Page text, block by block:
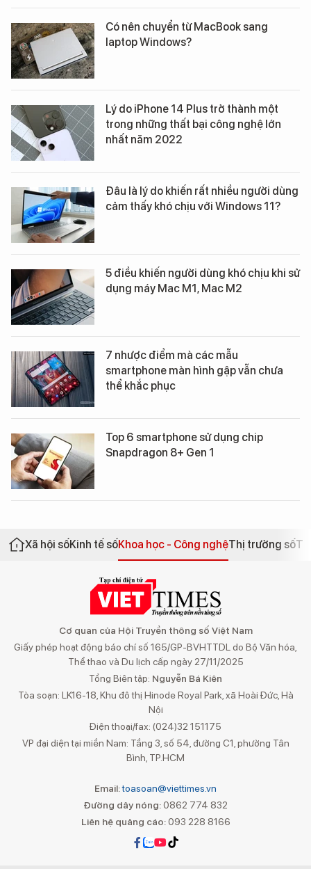
Có nên chuyển từ MacBook sang
laptop Windows?
Lý do iPhone 14 Plus trở thành một
trong những thất bại công nghệ lớn
nhất năm 2022
Đâu là lý do khiến rất nhiều người dùng
cảm thấy khó chịu với Windows 11?
5 điều khiến người dùng khó chịu khi sử
dụng máy Mac M1, Mac M2
7 nhược điểm mà các mẫu
smartphone màn hình gập vẫn chưa
thể khắc phục
Top 6 smartphone sử dụng chip
Snapdragon 8+ Gen 1
Xã hội sốKinh tế sốKhoa học - Công nghệThị trường số
Cơ quan của Hội Truyền thông số Việt Nam
Giấy phép hoạt động báo chí số 165/GP-BVHTTDL do Bộ Văn hóa,
Thể thao và Du lịch cấp ngày 27/11/2025
Tổng Biên tập: Nguyễn Bá Kiên
Tòa soạn: LK16-18, Khu đô thị Hinode Royal Park, xã Hoài Đức, Hà
Nội
Điện thoại/fax: (024)32 151175
VP đại diện tại miền Nam: Tầng 3, số 54, đường C1, phường Tân
Bình, TP.HCM
Email:toasoan@viettimes.vn
Đường dây nóng: 0862 774 832
Liên hệ quảng cáo:093 228 8166